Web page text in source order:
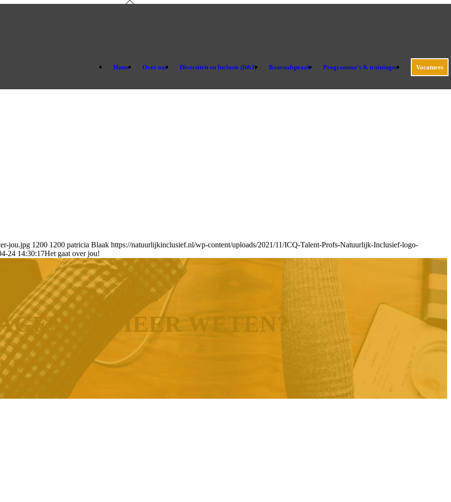
Home Over ons Diversiteit en Inclusie (D&I) Banenafspraak Programma’s & trainingen Vacatures
jou.jpg 1200 1200 patricia Blaak https://natuurlijkinclusief.nl/wp-content/uploads/2021/11/ICQ-Talent-Profs-Natuurlijk-Inclusief-logo-
24 14:30:17Het gaat over jou!
OF MEER WETEN?